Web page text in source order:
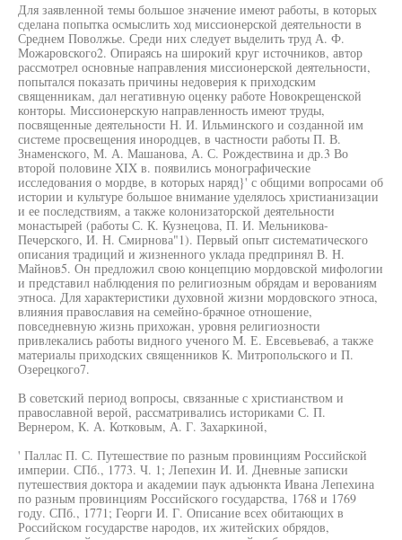
Для заявленной темы большое значение имеют работы, в которых
сделана попытка осмыслить ход миссионерской деятельности в
Среднем Поволжье. Среди них следует выделить труд А. Ф.
Можаровского2. Опираясь на широкий круг источников, автор
рассмотрел основные направления миссионерской деятельности,
попытался показать причины недоверия к приходским
священникам, дал негативную оценку работе Новокрещенской
конторы. Миссионерскую направленность имеют труды,
посвященные деятельности Н. И. Ильминского и созданной им
системе просвещения инородцев, в частности работы П. В.
Знаменского, М. А. Машанова, А. С. Рождествина и др.3 Во
второй половине XIX в. появились монографические
исследования о мордве, в которых наряд}' с общими вопросами об
истории и культуре большое внимание уделялось христианизации
и ее последствиям, а также колонизаторской деятельности
монастырей (работы С. К. Кузнецова, П. И. Мельникова-
Печерского, И. Н. Смирнова"1). Первый опыт систематического
описания традиций и жизненного уклада предпринял В. Н.
Майнов5. Он предложил свою концепцию мордовской мифологии
и представил наблюдения по религиозным обрядам и верованиям
этноса. Для характеристики духовной жизни мордовского этноса,
влияния православия на семейно-брачное отношение,
повседневную жизнь прихожан, уровня религиозности
привлекались работы видного ученого М. Е. Евсевьева6, а также
материалы приходских священников К. Митропольского и П.
Озерецкого7.
В советский период вопросы, связанные с христианством и
православной верой, рассматривались историками С. П.
Вернером, К. А. Котковым, А. Г. Захаркиной,
' Паллас П. С. Путешествие по разным провинциям Российской
империи. СПб., 1773. Ч. 1; Лепехин И. И. Дневные записки
путешествия доктора и академии паук адъюнкта Ивана Лепехина
по разным провинциям Российского государства, 1768 и 1769
году. СПб., 1771; Георги И. Г. Описание всех обитающих в
Российском государстве народов, их житейских обрядов,